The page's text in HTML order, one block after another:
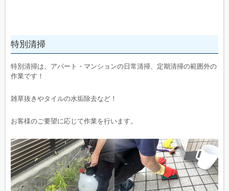
特別清掃
特別清掃は、アパート・マンションの日常清掃、定期清掃の範囲外の
作業です！
雑草抜きやタイルの水垢除去など！
お客様のご要望に応じて作業を行います。